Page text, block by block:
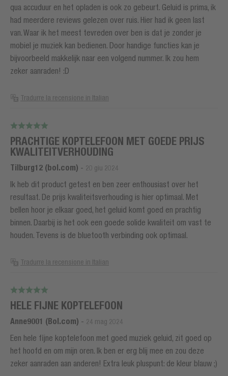
qua accuduur en het opladen is ook zo gebeurt. Geluid is prima, ik
had meerdere reviews gelezen over ruis. Hier had ik geen last
van. Waar ik het meest tevreden over ben is dat je zonder je
mobiel je muziek kan bedienen. Door handige functies kan je
bijvoorbeeld makkelijk naar een volgend nummer. Ik zou hem
zeker aanraden! :D
Tradurre la recensione in Italian
PRACHTIGE KOPTELEFOON MET GOEDE PRIJS
KWALITEITVERHOUDING
Tilburg12 (bol.com) - 20 giu 2024
Ik heb dit product getest en ben zeer enthousiast over het
resultaat. De prijs kwaliteitsverhouding is hier optimaal. Met
bellen hoor je elkaar goed, het geluid komt goed en prachtig
binnen. Daarbij is het ook een goede solide kwaliteit om vast te
houden. Tevens is de bluetooth verbinding ook optimaal.
Tradurre la recensione in Italian
HELE FIJNE KOPTELEFOON
Anne9001 (Bol.com) - 24 mag 2024
Een hele fijne koptelefoon met goed muziek geluid, zit goed op
het hoofd en om mijn oren. Ik ben er erg blij mee en zou deze
zeker aanraden aan anderen! Extra leuk pluspunt: de kleur blauw ;)